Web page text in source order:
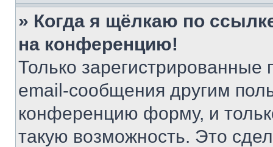
» Когда я щёлкаю по
на конференцию!
Только зарегистрированные
email-сообщения другим
конференцию форму, и
такую возможность. Это